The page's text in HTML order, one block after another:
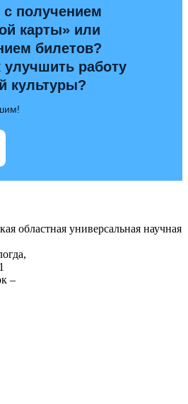
получением
карты» или
билетов?
улучшить работу
культуры?
областная универсальная научная
–